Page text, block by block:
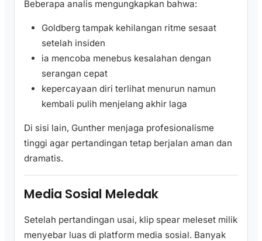
Beberapa analis mengungkapkan bahwa:
Goldberg tampak kehilangan ritme sesaat
setelah insiden
ia mencoba menebus kesalahan dengan
serangan cepat
kepercayaan diri terlihat menurun namun
kembali pulih menjelang akhir laga
Di sisi lain, Gunther menjaga profesionalisme
tinggi agar pertandingan tetap berjalan aman dan
dramatis.
Media Sosial Meledak
Setelah pertandingan usai, klip spear meleset milik
menyebar luas di platform media sosial. Banyak